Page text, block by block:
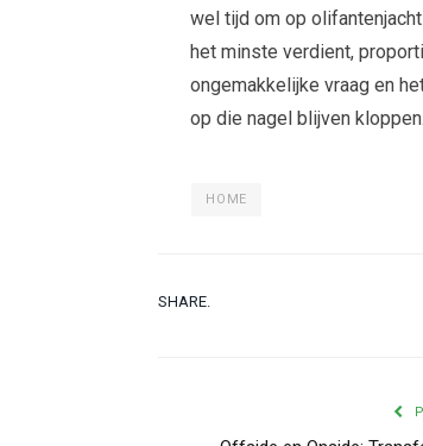
wel tijd om op
het minste verdient,
ongemakkelijke vraag en
op die nagel blijven
HOME
SHARE.